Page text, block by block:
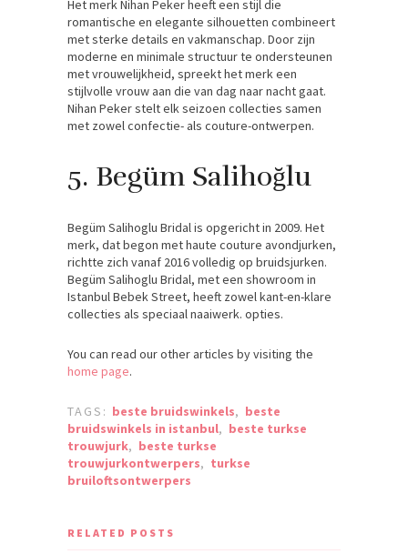
Het merk Nihan Peker heeft een stijl die
romantische en elegante silhouetten combineert
met sterke details en vakmanschap. Door zijn
moderne en minimale structuur te ondersteunen
met vrouwelijkheid, spreekt het merk een
stijlvolle vrouw aan die van dag naar nacht gaat.
Nihan Peker stelt elk seizoen collecties samen
met zowel confectie- als couture-ontwerpen.
5. Begüm Salihoğlu
Begüm Salihoglu Bridal is opgericht in 2009. Het
merk, dat begon met haute couture avondjurken,
richtte zich vanaf 2016 volledig op bruidsjurken.
Begüm Salihoglu Bridal, met een showroom in
Istanbul Bebek Street, heeft zowel kant-en-klare
collecties als speciaal naaiwerk. opties.
You can read our other articles by visiting the
home page.
TAGS: beste bruidswinkels, beste
bruidswinkels in istanbul, beste turkse
trouwjurk, beste turkse
trouwjurkontwerpers, turkse
bruiloftsontwerpers
RELATED POSTS